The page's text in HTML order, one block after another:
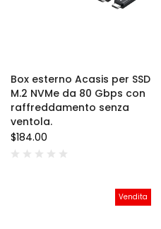
Box esterno Acasis per SSD
M.2 NVMe da 80 Gbps con
raffreddamento senza
ventola.
$184.00
Vendita